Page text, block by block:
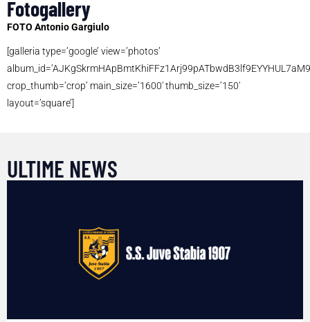
Fotogallery
FOTO Antonio Gargiulo
[galleria type=’google’ view=’photos’
crop_thumb=’crop’ main_size=’1600′ thumb_size=’150′
layout=’square’]
ULTIME NEWS